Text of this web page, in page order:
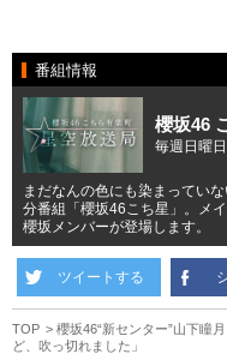
番組情報
櫻坂46
毎週日曜
まだなんの色にも染まってい
分番組「櫻坂46こち星」。メ
櫻坂メンバーが登場します。
ツイートする
TOP
櫻坂46“新センター”山下瞳
ど、吹っ切れました」